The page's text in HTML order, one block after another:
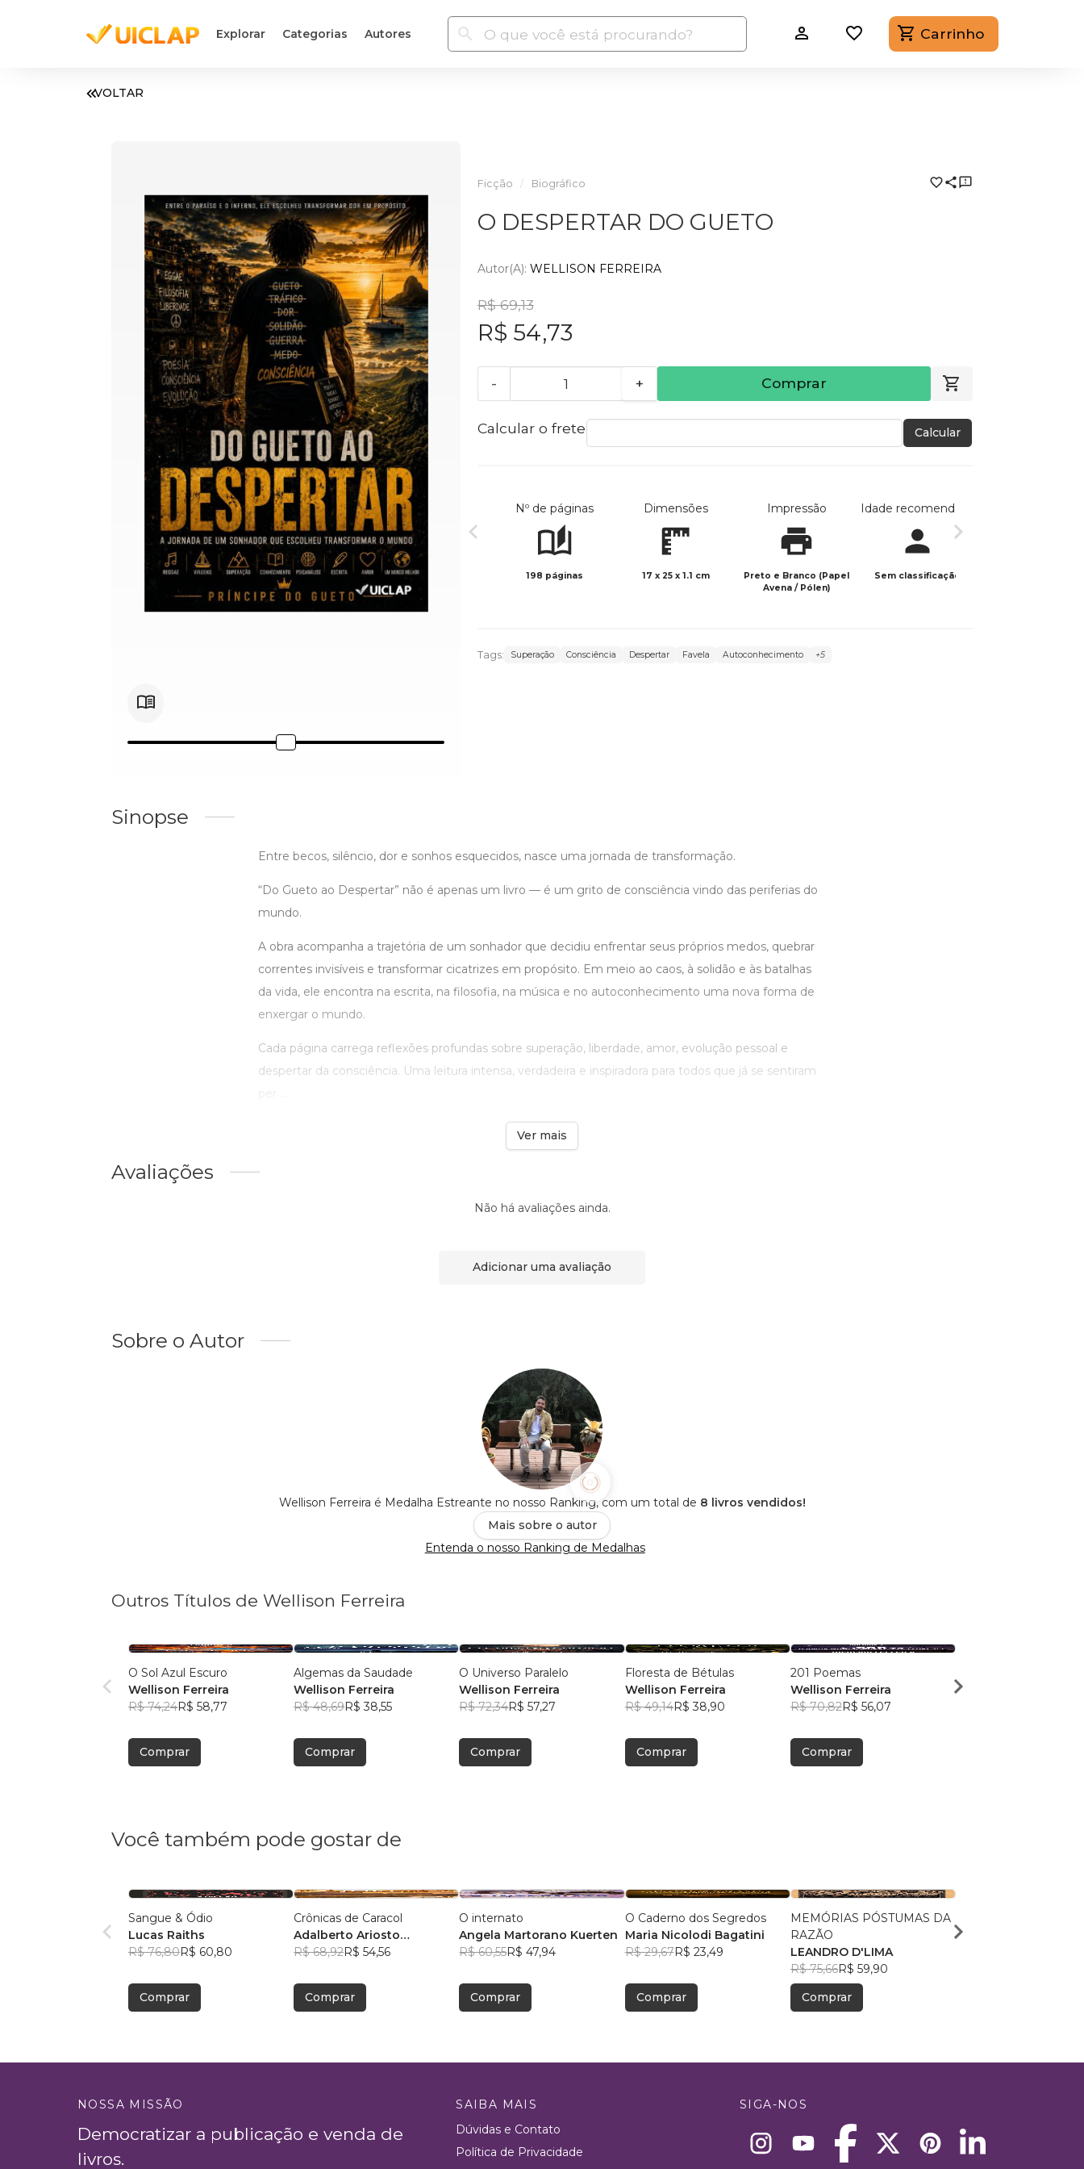
Explorar Categorias Autores Carrinho
VOLTAR
Ficção Biográfico
O DESPERTAR DO GUETO
Autor(a): WELLISON FERREIRA
R$ 69,13
R$ 54,73
- + Comprar
Calcular o frete Calcular
Nº de páginas
198 páginas
Dimensões
17 x 25 x 1.1 cm
Impressão
Preto e Branco (Papel
Avena / Pólen)
Idade recomendada
Sem classificação
Tags: Superação Consciência Despertar Favela Autoconhecimento +5
Sinopse
Entre becos, silêncio, dor e sonhos esquecidos, nasce uma jornada de transformação.
“Do Gueto ao Despertar” não é apenas um livro — é um grito de consciência vindo das periferias do
mundo.
A obra acompanha a trajetória de um sonhador que decidiu enfrentar seus próprios medos, quebrar
correntes invisíveis e transformar cicatrizes em propósito. Em meio ao caos, à solidão e às batalhas
da vida, ele encontra na escrita, na filosofia, na música e no autoconhecimento uma nova forma de
enxergar o mundo.
Cada página carrega reflexões profundas sobre superação, liberdade, amor, evolução pessoal e
despertar da consciência. Uma leitura intensa, verdadeira e inspiradora para todos que já se sentiram
Ver mais
Avaliações
Não há avaliações ainda.
Adicionar uma avaliação
Sobre o Autor
Wellison Ferreira é Medalha Estreante no nosso Ranking, com um total de 8 livros vendidos!
Mais sobre o autor
Entenda o nosso Ranking de Medalhas
Outros Títulos de Wellison Ferreira
O Sol Azul Escuro
Wellison Ferreira
R$ 74,24R$ 58,77
Comprar
Algemas da Saudade
Wellison Ferreira
R$ 48,69R$ 38,55
Comprar
O Universo Paralelo
Wellison Ferreira
R$ 72,34R$ 57,27
Comprar
Floresta de Bétulas
Wellison Ferreira
R$ 49,14R$ 38,90
Comprar
201 Poemas
Wellison Ferreira
R$ 70,82R$ 56,07
Comprar
Calaram
Você também pode gostar de
Sangue & Ódio
Lucas Raiths
R$ 76,80R$ 60,80
Comprar
Crônicas de Caracol
Adalberto Ariosto
Rodrigues Dias
R$ 68,92R$ 54,56
Comprar
O internato
Angela Martorano Kuerten
R$ 60,55R$ 47,94
Comprar
O Caderno dos Segredos
Maria Nicolodi Bagatini
R$ 29,67R$ 23,49
Comprar
MEMÓRIAS PÓSTUMAS DA
RAZÃO
LEANDRO D'LIMA
R$ 75,66R$ 59,90
Comprar
Improvável
NOSSA MISSÃO
Democratizar a publicação e venda de
livros.
SAIBA MAIS
Dúvidas e Contato
Política de Privacidade
SIGA-NOS